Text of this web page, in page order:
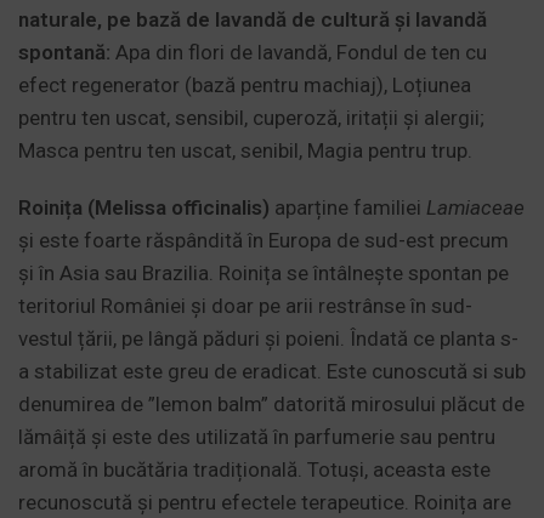
naturale, pe bază de lavandă de cultură și lavandă
spontană: Apa din flori de lavandă, Fondul de ten cu
efect regenerator (bază pentru machiaj), Loțiunea
pentru ten uscat, sensibil, cuperoză, iritații și alergii;
Masca pentru ten uscat, senibil, Magia pentru trup.
Roinița (Melissa officinalis) aparține familiei Lamiaceae
și este foarte răspândită în Europa de sud-est precum
și în Asia sau Brazilia. Roinița se întâlnește spontan pe
teritoriul României și doar pe arii restrânse în sud-
vestul țării, pe lângă păduri și poieni. Îndată ce planta s-
a stabilizat este greu de eradicat. Este cunoscută si sub
denumirea de ”lemon balm” datorită mirosului plăcut de
lămâiță și este des utilizată în parfumerie sau pentru
aromă în bucătăria tradițională. Totuși, aceasta este
recunoscută și pentru efectele terapeutice. Roinița are